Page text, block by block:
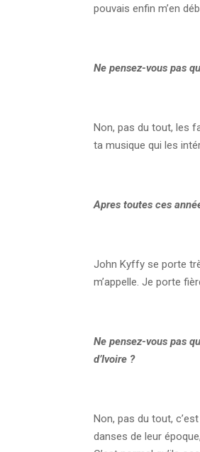
pouvais enfin m’en
Ne pensez-vous pas
Non, pas du tout, les
ta musique qui les
Apres toutes ces
John Kyffy se porte
m’appelle. Je porte
Ne pensez-vous pas
d’Ivoire ?
Non, pas du tout,
danses de leur